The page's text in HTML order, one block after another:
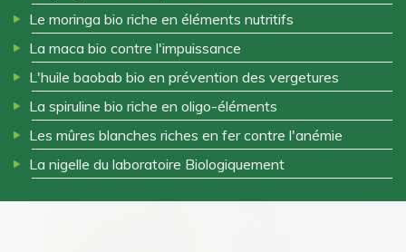
Le moringa bio riche en éléments nutritifs
La maca bio contre l'impuissance
L'huile baobab bio en prévention des vergetures
La spiruline bio riche en oligo-éléments
Les mûres blanches riches en fer contre l'anémie
La nigelle du laboratoire Biologiquement